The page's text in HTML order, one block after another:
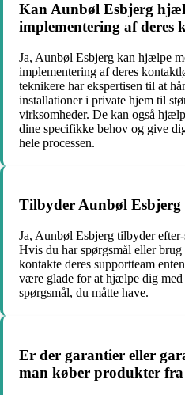
Kan Aunbøl Esbjerg
implementering af deres
Ja, Aunbøl Esbjerg kan hjælpe
implementering af deres
teknikere har ekspertisen til at
installationer i private hjem til
virksomheder. De kan også
dine specifikke behov og give
hele processen.
Tilbyder Aunbøl Esbjerg
Ja, Aunbøl Esbjerg tilbyder
Hvis du har spørgsmål eller
kontakte deres supportteam
være glade for at hjælpe dig med
spørgsmål, du måtte have.
Er der garantier eller
man køber produkter